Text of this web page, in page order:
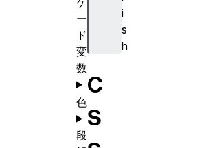
i
s
h
C
S
ー
ド
変
数
色
段